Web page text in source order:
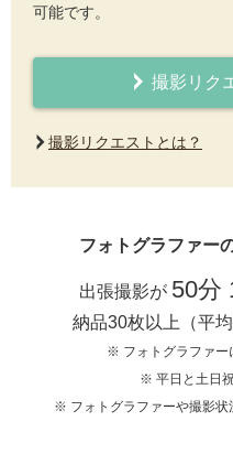
可能です。
撮影リク
撮影リクエストとは？
フォトグラファー
出張撮影が 50分
納品30枚以上（平
※ フォトグラファー
※ 平日と土日
※ フォトグラファーや撮影状